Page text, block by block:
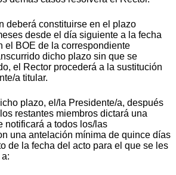
constituirse en el plazo
desde el día siguiente a la fecha
el BOE de la correspondiente
dicho plazo sin que se
el Rector procederá a la sustitución
a titular.
plazo, el/la Presidente/a, después
restantes miembros dictará una
notificará a todos los/las
una antelación mínima de quince días
de la fecha del acto para el que se les